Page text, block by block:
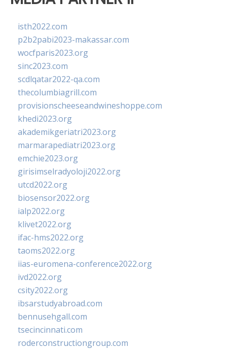
isth2022.com
p2b2pabi2023-makassar.com
wocfparis2023.org
sinc2023.com
scdlqatar2022-qa.com
thecolumbiagrill.com
provisionscheeseandwineshoppe.com
khedi2023.org
akademikgeriatri2023.org
marmarapediatri2023.org
emchie2023.org
girisimselradyoloji2022.org
utcd2022.org
biosensor2022.org
ialp2022.org
klivet2022.org
ifac-hms2022.org
taoms2022.org
iias-euromena-conference2022.org
ivd2022.org
csity2022.org
ibsarstudyabroad.com
bennusehgall.com
tsecincinnati.com
roderconstructiongroup.com